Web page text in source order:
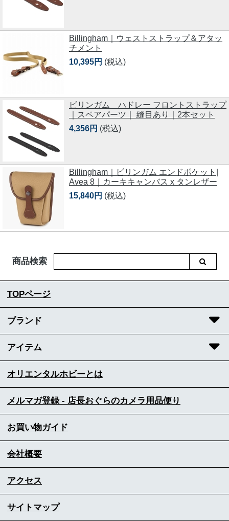
Billingham｜ウェストストラップ＆アタッ
チメント
10,395円 (税込)
ビリンガム ハドレー フロントストラップ
｜スペアパーツ｜ 縫目あり｜2本セット
4,356円 (税込)
Billingham｜ビリンガム エンドポケット|
Avea 8｜カーキキャンバス x タンレザー
15,840円 (税込)
商品検索
TOPページ
ブランド
アイテム
オリエンタルホビーとは
メルマガ登録 - 店長おぐらのカメラ用品便り
お買い物ガイド
会社概要
アクセス
サイトマップ